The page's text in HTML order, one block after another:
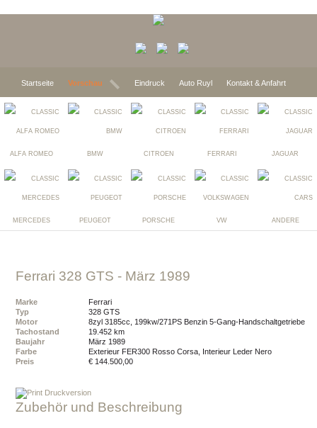
Startseite Vorschau Eindruck Auto Ruyl Kontakt & Anfahrt
ALFA ROMEO BMW CITROEN FERRARI JAGUAR
MERCEDES PEUGEOT PORSCHE VW ANDERE
Ferrari 328 GTS - März 1989
Marke
Ferrari
Typ
328 GTS
Motor
8zyl 3185cc, 199kw/271PS Benzin 5-Gang-Handschaltgetriebe
Tachostand
19.452 km
Baujahr
März 1989
Farbe
Exterieur FER300 Rosso Corsa, Interieur Leder Nero
Preis
€ 144.500,00
Druckversion
Zubehör und Beschreibung